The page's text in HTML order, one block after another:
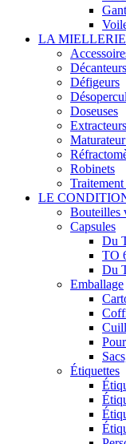
LA MIELLERIE
Défigeurs
Doseuses
Extracteurs
Robinets
LE
Bouteilles
Capsules
Du
TO
Du
Emballage
Étiquettes